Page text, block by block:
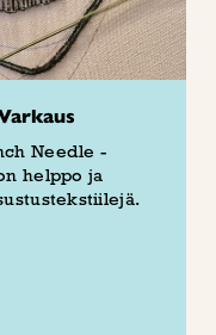
Needle -
helppo ja